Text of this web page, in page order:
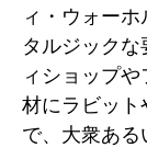
ィ・ウォー
タルジック
ィショップ
材にラビット
で、大衆あ